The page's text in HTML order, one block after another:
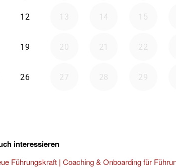
interessieren
Führungskraft | Coaching & Onboarding für